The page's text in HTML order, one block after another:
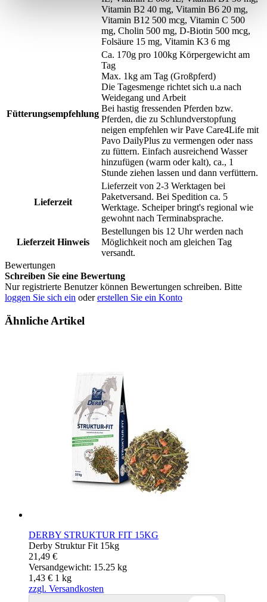
Vitamin B2 40 mg, Vitamin B6 20 mg,
Vitamin B12 500 mcg, Vitamin C 500
mg, Cholin 500 mg, D-Biotin 500 mcg,
Folsäure 15 mg, Vitamin K3 6 mg
Fütterungsempfehlung
Ca. 170g pro 100kg Körpergewicht am
Tag
Max. 1kg am Tag (Großpferd)
Die Tagesmenge richtet sich u.a nach
Weidegang und Arbeit
Bei hastig fressenden Pferden bzw.
Pferden, die zu Schlundverstopfung
neigen empfehlen wir Pave Care4Life mit
Pavo DailyPlus zu vermengen oder nass
zu füttern. Einfach ausreichend Wasser
hinzufügen (warm oder kalt), ca., 1
Stunde ziehen lassen und dann verfüttern.
Lieferzeit
Lieferzeit von 2-3 Werktagen bei
Paketversand. Bei Spedition ca. 5
Werktage. Scheiper bringt's regional wie
gewohnt nach Terminabsprache.
Lieferzeit Hinweis
Bestellungen bis 12 Uhr werden nach
Möglichkeit noch am gleichen Tag
versandt.
Bewertungen
Schreiben Sie eine Bewertung
Nur registrierte Benutzer können Bewertungen schreiben. Bitte
loggen Sie sich ein odererstellen Sie ein Konto
Ähnliche Artikel
DERBY STRUKTUR FIT 15KG
Derby Struktur Fit 15kg
21,49 €
Versandgewicht: 15.25 kg
1,43 € 1 kg
zzgl. Versandkosten